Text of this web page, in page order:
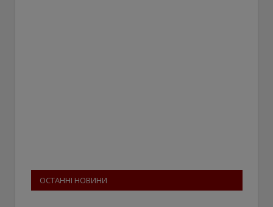
ОСТАННІ НОВИНИ